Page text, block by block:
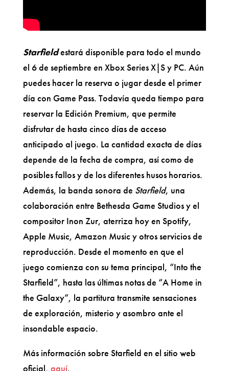
Starfieldestará disponible para todo el mundo
el 6 de septiembre en Xbox Series X|S y PC. Aún
puedes hacer la reserva o jugar desde el primer
día con Game Pass. Todavía queda tiempo para
reservar la Edición Premium, que permite
disfrutar de hasta cinco días de acceso
anticipado al juego. La cantidad exacta de días
depende de la fecha de compra, así como de
posibles fallos y de los diferentes husos horarios.
Además, la banda sonora de Starfield, una
colaboración entre Bethesda Game Studios y el
compositor Inon Zur, aterriza hoy en Spotify,
Apple Music, Amazon Music y otros servicios de
reproducción. Desde el momento en que el
juego comienza con su tema principal, “Into the
Starfield”, hasta las últimas notas de “A Home in
the Galaxy”, la partitura transmite sensaciones
de exploración, misterio y asombro ante el
insondable espacio.
Más información sobre Starfield en el sitio web
oficial, aquí.